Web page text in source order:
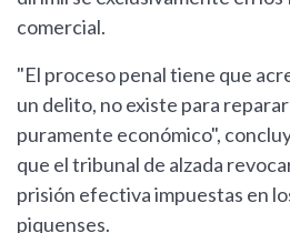
comercial.
"El proceso penal tiene que
un delito, no existe para
puramente económico",
que el tribunal de alzada
prisión efectiva impuestas en
piquenses.